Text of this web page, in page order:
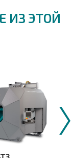
ИЗ ЭТОЙ